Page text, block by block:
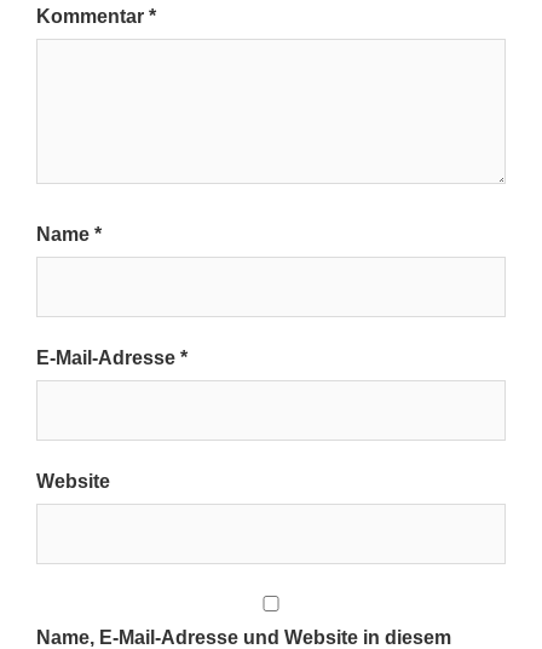
Kommentar *
Name *
E-Mail-Adresse *
Website
Name, E-Mail-Adresse und Website in diesem